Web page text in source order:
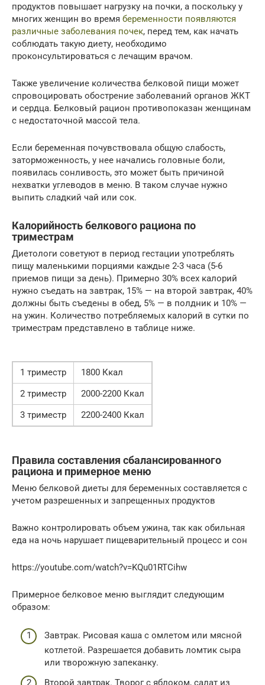
продуктов повышает нагрузку на почки, а поскольку у
многих женщин во время беременности появляются
различные заболевания почек, перед тем, как начать
соблюдать такую диету, необходимо
проконсультироваться с лечащим врачом.
Также увеличение количества белковой пищи может
спровоцировать обострение заболеваний органов ЖКТ
и сердца. Белковый рацион противопоказан женщинам
с недостаточной массой тела.
Если беременная почувствовала общую слабость,
заторможенность, у нее начались головные боли,
появилась сонливость, это может быть причиной
нехватки углеводов в меню. В таком случае нужно
выпить сладкий чай или сок.
Калорийность белкового рациона по
триместрам
Диетологи советуют в период гестации употреблять
пищу маленькими порциями каждые 2-3 часа (5-6
приемов пищи за день). Примерно 30% всех калорий
нужно съедать на завтрак, 15% — на второй завтрак, 40%
должны быть съедены в обед, 5% — в полдник и 10% —
на ужин. Количество потребляемых калорий в сутки по
триместрам представлено в таблице ниже.
1 триместр
1800 Ккал
2 триместр
2000-2200 Ккал
3 триместр
2200-2400 Ккал
Правила составления сбалансированного
рациона и примерное меню
Меню белковой диеты для беременных составляется с
учетом разрешенных и запрещенных продуктов
Важно контролировать объем ужина, так как обильная
еда на ночь нарушает пищеварительный процесс и сон
https://youtube.com/watch?v=KQu01RTCihw
Примерное белковое меню выглядит следующим
образом:
Завтрак. Рисовая каша с омлетом или мясной
котлетой. Разрешается добавить ломтик сыра
или творожную запеканку.
Второй завтрак. Творог с яблоком, салат из